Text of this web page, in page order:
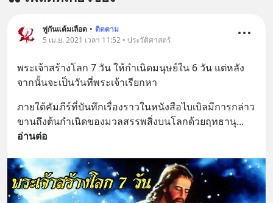
พู่กันแต้มเลือด • ติดตาม
5 เม.ย. 2021 เวลา 11:52 • ประวัติศาสตร์
พระเจ้าสร้างโลก 7 วัน ให้กำเนิดมนุษย์ใน 6 วัน แต่หลัง
จากนั้นจะเป็นวันที่พระเจ้าเรียกหา
ภายใต้คัมภีร์ที่บันทึกเรื่องราวในหนังสือไบเบิลมีการกล่าว
ขานถึงต้นกำเนิดของมวลสรรพสิ่งบนโลกด้วยฤทธานุ
อ่านต่อ